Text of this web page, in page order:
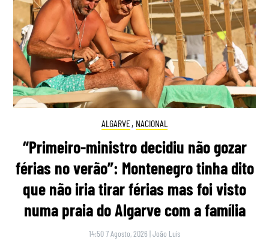
ALGARVE, NACIONAL
“Primeiro-ministro decidiu não gozar
férias no verão”: Montenegro tinha dito
que não iria tirar férias mas foi visto
numa praia do Algarve com a família
14:50 7 Agosto, 2026 |João Luís